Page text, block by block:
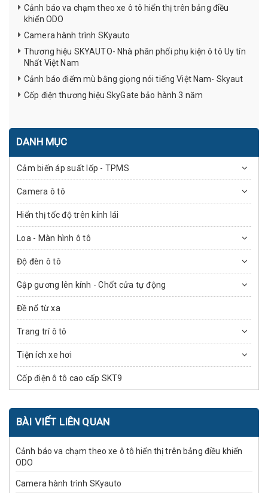
Cảnh báo va chạm theo xe ô tô hiển thị trên bảng điều
khiển ODO
Camera hành trình SKyauto
Thương hiệu SKYAUTO- Nhà phân phối phụ kiện ô tô Uy tín
Nhất Việt Nam
Cảnh báo điểm mù bằng giọng nói tiếng Việt Nam- Skyaut
Cốp điện thương hiệu SkyGate bảo hành 3 năm
DANH MỤC
Cảm biến áp suất lốp - TPMS
Camera ô tô
Hiển thị tốc độ trên kính lái
Loa - Màn hình ô tô
Độ đèn ô tô
Gập gương lên kính - Chốt cửa tự động
Đề nổ từ xa
Trang trí ô tô
Tiện ích xe hơi
Cốp điện ô tô cao cấp SKT9
BÀI VIẾT LIÊN QUAN
Cảnh báo va chạm theo xe ô tô hiển thị trên bảng điều khiển
ODO
Camera hành trình SKyauto